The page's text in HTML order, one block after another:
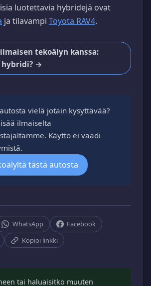
luotettavia hybridejä ovat
ja tilavampi Toyota RAV4.
tekoälyn kanssa:
hybridi? →
vielä jotain kysyttävää?
ilmaiselta
Käyttö ei vaadi
tästä autosta
WhatsApp
Facebook
Kopioi linkki
tai haluaisitko muuten